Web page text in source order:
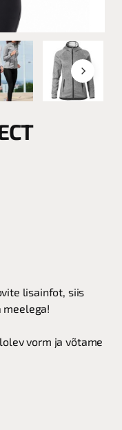
lisainfot, siis
vorm ja võtame